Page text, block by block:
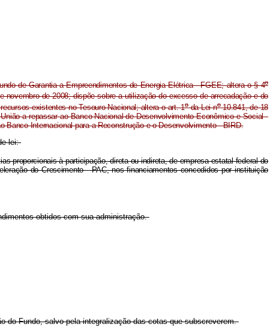
de Garantia a Empreendimentos de Energia Elétrica - FGEE; altera o § 4o
novembro de 2008; dispõe sobre a utilização do excesso de arrecadação e do
existentes no Tesouro Nacional; altera o art. 1oda Lei no10.841, de 18
a repassar ao Banco Nacional de Desenvolvimento Econômico e Social -
Banco Internacional para a Reconstrução e o Desenvolvimento - BIRD.
lei:
proporcionais à participação, direta ou indireta, de empresa estatal federal do
do Crescimento - PAC, nos financiamentos concedidos por instituição
obtidos com sua administração.
do Fundo, salvo pela integralização das cotas que subscreverem.